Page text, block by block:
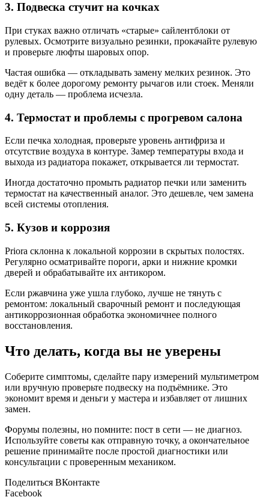
3. Подвеска стучит на кочках
При стуках важно отличать «старые» сайлентблоки от
рулевых. Осмотрите визуально резинки, прокачайте рулевую
и проверьте люфты шаровых опор.
Частая ошибка — откладывать замену мелких резинок. Это
ведёт к более дорогому ремонту рычагов или стоек. Меняли
одну деталь — проблема исчезла.
4. Термостат и проблемы с прогревом салона
Если печка холодная, проверьте уровень антифриза и
отсутствие воздуха в контуре. Замер температуры входа и
выхода из радиатора покажет, открывается ли термостат.
Иногда достаточно промыть радиатор печки или заменить
термостат на качественный аналог. Это дешевле, чем замена
всей системы отопления.
5. Кузов и коррозия
Priora склонна к локальной коррозии в скрытых полостях.
Регулярно осматривайте пороги, арки и нижние кромки
дверей и обрабатывайте их антикором.
Если ржавчина уже ушла глубоко, лучше не тянуть с
ремонтом: локальный сварочный ремонт и последующая
антикоррозионная обработка экономичнее полного
восстановления.
Что делать, когда вы не уверены
Соберите симптомы, сделайте пару измерений мультиметром
или вручную проверьте подвеску на подъёмнике. Это
экономит время и деньги у мастера и избавляет от лишних
замен.
Форумы полезны, но помните: пост в сети — не диагноз.
Используйте советы как отправную точку, а окончательное
решение принимайте после простой диагностики или
консультации с проверенным механиком.
Поделиться ВКонтакте
Facebook